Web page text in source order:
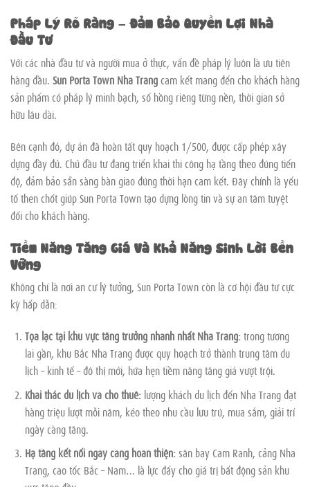
Pháp Lý Rõ Ràng – Đảm Bảo Quyền Lợi Nhà
Đầu Tư
Với các nhà đầu tư và người mua ở thực, vấn đề pháp lý luôn là ưu tiên
hàng đầu. Sun Porta Town Nha Trangcam kết mang đến cho khách hàng
sản phẩm có pháp lý minh bạch, sổ hồng riêng từng nền, thời gian sở
hữu lâu dài.
Bên cạnh đó, dự án đã hoàn tất quy hoạch 1/500, được cấp phép xây
dựng đầy đủ. Chủ đầu tư đang triển khai thi công hạ tầng theo đúng tiến
độ, đảm bảo sẵn sàng bàn giao đúng thời hạn cam kết. Đây chính là yếu
tố then chốt giúp Sun Porta Town tạo dựng lòng tin và sự an tâm tuyệt
đối cho khách hàng.
Tiềm Năng Tăng Giá Và Khả Năng Sinh Lời Bền
Vững
Không chỉ là nơi an cư lý tưởng, Sun Porta Town còn là cơ hội đầu tư cực
kỳ hấp dẫn:
Tọa lạc tại khu vực tăng trưởng nhanh nhất Nha Trang:trong tương
lai gần, khu Bắc Nha Trang được quy hoạch trở thành trung tâm du
lịch – kinh tế – đô thị mới, hứa hẹn tiềm năng tăng giá vượt trội.
Khai thác du lịch và cho thuê:lượng khách du lịch đến Nha Trang đạt
hàng triệu lượt mỗi năm, kéo theo nhu cầu lưu trú, mua sắm, giải trí
ngày càng tăng.
Hạ tầng kết nối ngày càng hoàn thiện:sân bay Cam Ranh, cảng Nha
Trang, cao tốc Bắc – Nam… là lực đẩy cho giá trị bất động sản khu